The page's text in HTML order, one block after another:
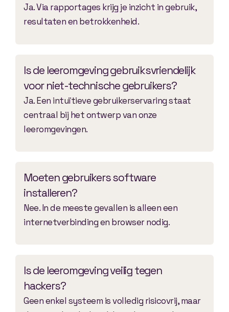
Ja. Via rapportages krijg je inzicht in gebruik,
resultaten en betrokkenheid.
Is de leeromgeving gebruiksvriendelijk
voor niet-technische gebruikers?
Ja. Een intuïtieve gebruikerservaring staat
centraal bij het ontwerp van onze
leeromgevingen.
Moeten gebruikers software
installeren?
Nee. In de meeste gevallen is alleen een
internetverbinding en browser nodig.
Is de leeromgeving veilig tegen
hackers?
Geen enkel systeem is volledig risicovrij, maar